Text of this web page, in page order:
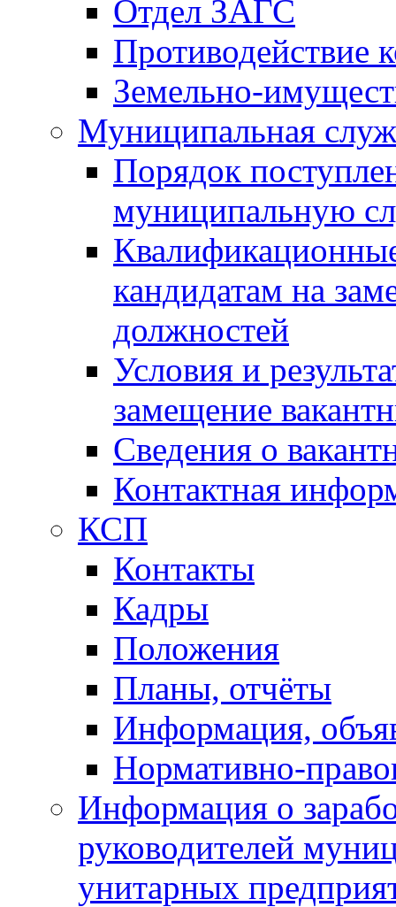
Отдел ЗАГС
Противодействие
Земельно-
Муниципальная
Порядок
муниципальную
кандидатам на
должностей
Условия и
замещение
Сведения о
Контактная
КСП
Контакты
Кадры
Положения
Планы, отчёты
Информация,
Нормативно-
Информация о
руководителей
унитарных